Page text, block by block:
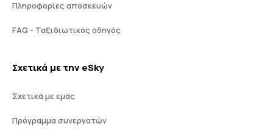
Πληροφορίες αποσκευών
FAQ - Ταξιδιωτικός οδηγός
Σχετικά με την eSky
Σχετικά με εμάς
Πρόγραμμα συνεργατών